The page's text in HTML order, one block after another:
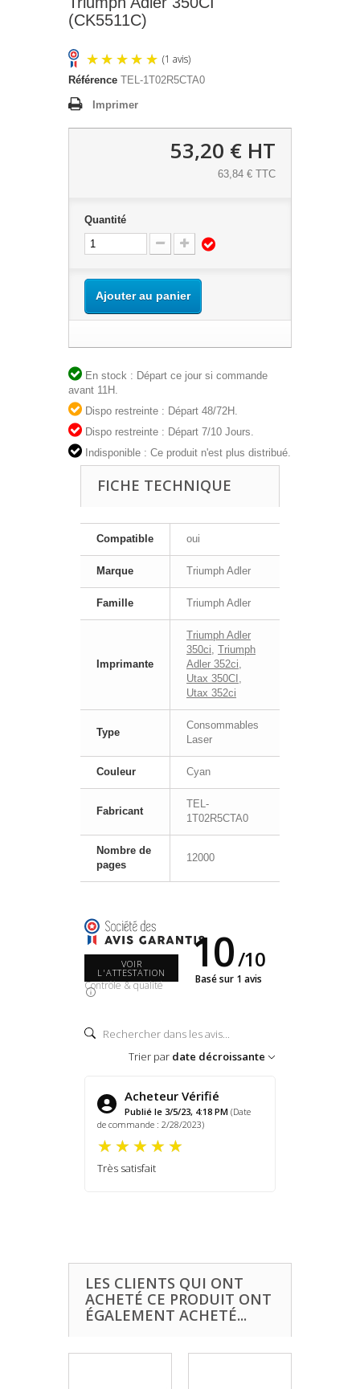
(CK5511C)
Référence TEL-1T02R5CTA0
Imprimer
53,20 € HT
63,84 € TTC
Quantité
Ajouter au panier
En stock : Départ ce jour si commande
avant 11H.
Dispo restreinte : Départ 48/72H.
Dispo restreinte : Départ 7/10 Jours.
Indisponible : Ce produit n'est plus distribué.
FICHE TECHNIQUE
Compatible oui
Marque Triumph Adler
Famille Triumph Adler
Imprimante
Triumph Adler
350ci Triumph
Adler 352ci
Utax 350CI
Utax 352ci
Type
Consommables
Laser
Couleur Cyan
Fabricant
TEL-
1T02R5CTA0
Nombre de
pages
12000
VOIR
L'ATTESTATION
Contrôle & qualité
10/10
Basé sur 1 avis
Trier par date décroissante
Acheteur Vérifié
Publié le 3/5/23, 4:18 PM (Date
de commande : 2/28/2023)
Très satisfait
LES CLIENTS QUI ONT
ACHETÉ CE PRODUIT ONT
ÉGALEMENT ACHETÉ...